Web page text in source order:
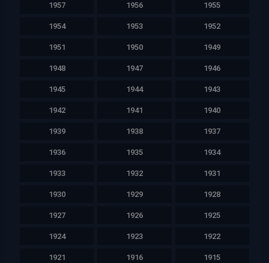
1957 1956 1955
1954 1953 1952
1951 1950 1949
1948 1947 1946
1945 1944 1943
1942 1941 1940
1939 1938 1937
1936 1935 1934
1933 1932 1931
1930 1929 1928
1927 1926 1925
1924 1923 1922
1921 1916 1915